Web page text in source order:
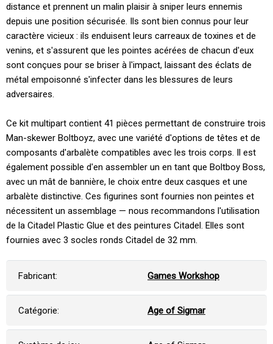
distance et prennent un malin plaisir à sniper leurs ennemis
depuis une position sécurisée. Ils sont bien connus pour leur
caractère vicieux : ils enduisent leurs carreaux de toxines et de
venins, et s'assurent que les pointes acérées de chacun d'eux
sont conçues pour se briser à l'impact, laissant des éclats de
métal empoisonné s'infecter dans les blessures de leurs
adversaires.
Ce kit multipart contient 41 pièces permettant de construire trois
Man-skewer Boltboyz, avec une variété d'options de têtes et de
composants d'arbalète compatibles avec les trois corps. Il est
également possible d'en assembler un en tant que Boltboy Boss,
avec un mât de bannière, le choix entre deux casques et une
arbalète distinctive. Ces figurines sont fournies non peintes et
nécessitent un assemblage — nous recommandons l'utilisation
de la Citadel Plastic Glue et des peintures Citadel. Elles sont
fournies avec 3 socles ronds Citadel de 32 mm.
Fabricant: Games Workshop
Catégorie: Age of Sigmar